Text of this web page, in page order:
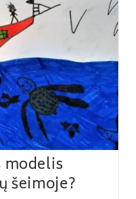
modelis
šeimoje?